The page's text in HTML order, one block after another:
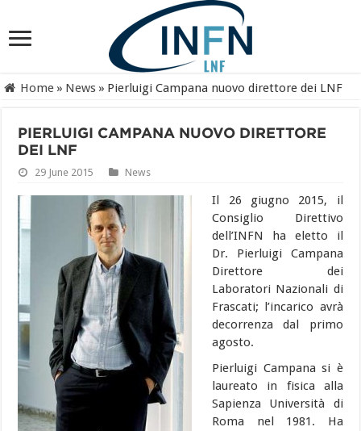
Home » News » Pierluigi Campana nuovo direttore dei LNF
PIERLUIGI CAMPANA NUOVO DIRETTORE
DEI LNF
29 June 2015 News
Il 26 giugno 2015, il
Consiglio Direttivo
dell’INFN ha eletto il
Dr. Pierluigi Campana
Direttore dei
Laboratori Nazionali di
Frascati; l’incarico avrà
decorrenza dal primo
agosto.
Pierluigi Campana si è
laureato in fisica alla
Sapienza Università di
Roma nel 1981. Ha